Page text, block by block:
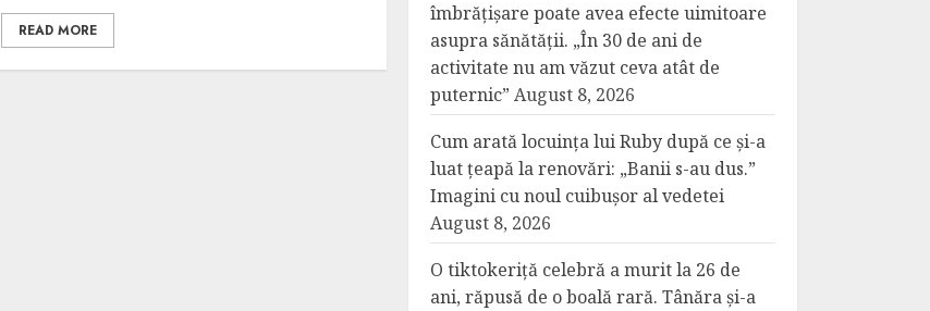
READ MORE
îmbrățișare poate avea efecte uimitoare
asupra sănătății. „În 30 de ani de
activitate nu am văzut ceva atât de
puternic” August 8, 2026
Cum arată locuința lui Ruby după ce și-a
luat țeapă la renovări: „Banii s-au dus.”
Imagini cu noul cuibușor al vedetei
August 8, 2026
O tiktokeriță celebră a murit la 26 de
ani, răpusă de o boală rară. Tânăra și-a